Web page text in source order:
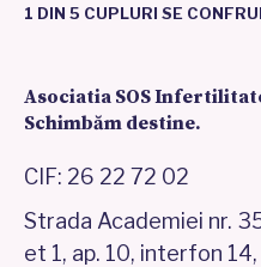
1 DIN 5 CUPLURI SE
Asociatia SOS
Schimbăm destine.
CIF: 26 22 72 02
Strada Academiei nr.
et 1, ap. 10, interfon